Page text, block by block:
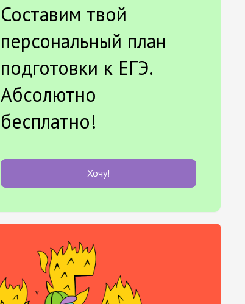
Составим твой
персональный план
подготовки к ЕГЭ.
Абсолютно
бесплатно!
Хочу!